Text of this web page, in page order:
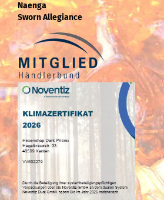
Naenga
Sworn Allegiance